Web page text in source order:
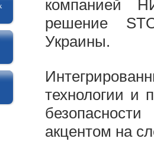
компанией
решение
Украины.
технологии и
акцентом на